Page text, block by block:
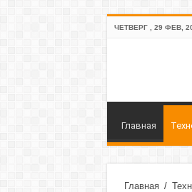
ЧЕТВЕРГ , 29 ФЕВ,
Главная
Главная /